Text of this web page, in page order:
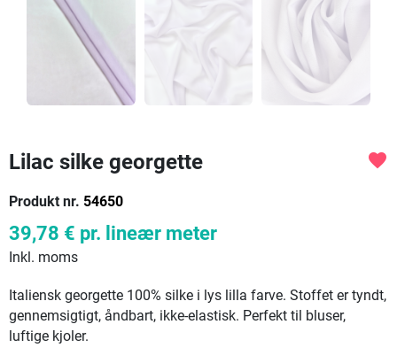
Lilac silke georgette
Produkt nr. 54650
favorite
39,78 € pr. lineær meter
Inkl. moms
Italiensk georgette 100% silke i lys lilla farve. Stoffet er tyndt,
gennemsigtigt, åndbart, ikke-elastisk. Perfekt til bluser,
luftige kjoler.